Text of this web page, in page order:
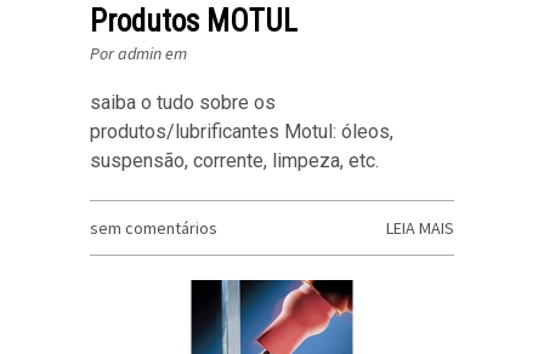
Produtos MOTUL
Por admin em
saiba o tudo sobre os
produtos/lubrificantes Motul: óleos,
suspensão, corrente, limpeza, etc.
sem comentários LEIA MAIS